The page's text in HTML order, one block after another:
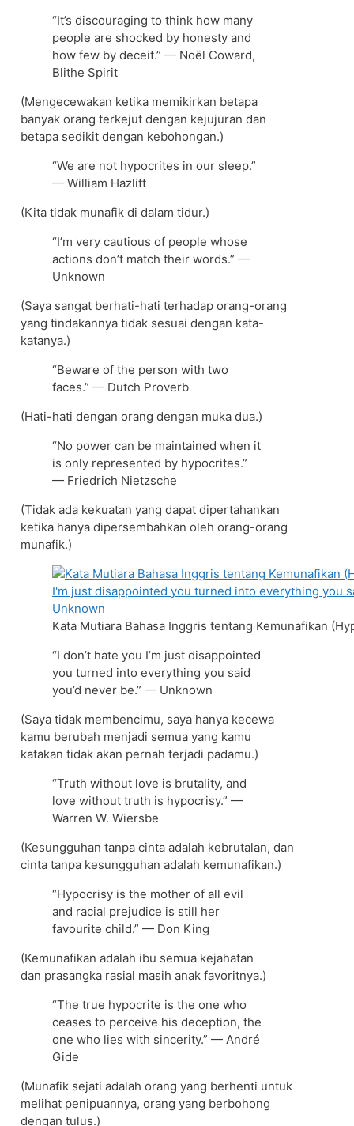
“It’s discouraging to think how many
people are shocked by honesty and
how few by deceit.” — Noël Coward,
Blithe Spirit
(Mengecewakan ketika memikirkan betapa
banyak orang terkejut dengan kejujuran dan
betapa sedikit dengan kebohongan.)
“We are not hypocrites in our sleep.”
— William Hazlitt
(Kita tidak munafik di dalam tidur.)
“I’m very cautious of people whose
actions don’t match their words.” —
Unknown
(Saya sangat berhati-hati terhadap orang-orang
yang tindakannya tidak sesuai dengan kata-
katanya.)
“Beware of the person with two
faces.” — Dutch Proverb
(Hati-hati dengan orang dengan muka dua.)
“No power can be maintained when it
is only represented by hypocrites.”
— Friedrich Nietzsche
(Tidak ada kekuatan yang dapat dipertahankan
ketika hanya dipersembahkan oleh orang-orang
munafik.)
Kata Mutiara Bahasa Inggris tentang Kemunafikan
“I don’t hate you I’m just disappointed
you turned into everything you said
you’d never be.” — Unknown
(Saya tidak membencimu, saya hanya kecewa
kamu berubah menjadi semua yang kamu
katakan tidak akan pernah terjadi padamu.)
“Truth without love is brutality, and
love without truth is hypocrisy.” —
Warren W. Wiersbe
(Kesungguhan tanpa cinta adalah kebrutalan, dan
cinta tanpa kesungguhan adalah kemunafikan.)
“Hypocrisy is the mother of all evil
and racial prejudice is still her
favourite child.” — Don King
(Kemunafikan adalah ibu semua kejahatan
dan prasangka rasial masih anak favoritnya.)
“The true hypocrite is the one who
ceases to perceive his deception, the
one who lies with sincerity.” — André
Gide
(Munafik sejati adalah orang yang berhenti untuk
melihat penipuannya, orang yang berbohong
dengan tulus.)